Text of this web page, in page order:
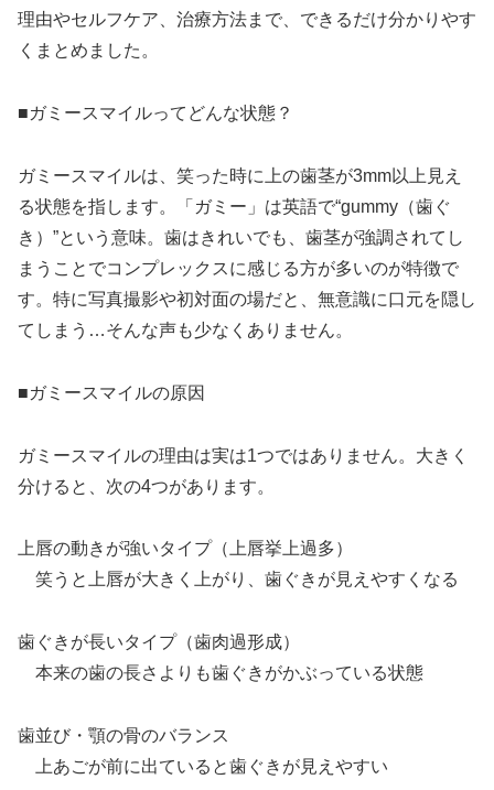
理由やセルフケア、治療方法まで、できるだけ分かりやす
くまとめました。
■ガミースマイルってどんな状態？
ガミースマイルは、笑った時に上の歯茎が3mm以上見え
る状態を指します。「ガミー」は英語で“gummy（歯ぐ
き）”という意味。歯はきれいでも、歯茎が強調されてし
まうことでコンプレックスに感じる方が多いのが特徴で
す。特に写真撮影や初対面の場だと、無意識に口元を隠し
てしまう…そんな声も少なくありません。
■ガミースマイルの原因
ガミースマイルの理由は実は1つではありません。大きく
分けると、次の4つがあります。
上唇の動きが強いタイプ（上唇挙上過多）
笑うと上唇が大きく上がり、歯ぐきが見えやすくなる
歯ぐきが長いタイプ（歯肉過形成）
本来の歯の長さよりも歯ぐきがかぶっている状態
歯並び・顎の骨のバランス
上あごが前に出ていると歯ぐきが見えやすい